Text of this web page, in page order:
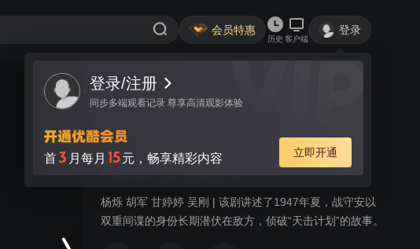
会员特惠
历史 客户端
登录
登录/注册
同步多端观看记录 尊享高清观影体验
首3 月每月 15元，畅享精彩内容 立即开通
视频 讨论
潜伏在黎明之前
中国/2016/兄弟为信仰反目成仇
杨烁 胡军 甘婷婷 吴刚 | 该剧讲述了1947年夏，战守安以
双重间谍的身份长期潜伏在敌方，侦破“天击计划”的故事。